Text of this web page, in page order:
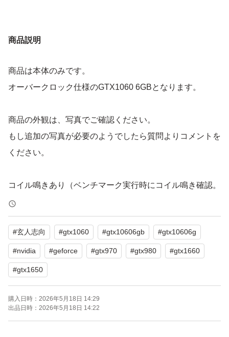
商品説明
商品は本体のみです。
オーバークロック仕様のGTX1060 6GBとなります。
商品の外観は、写真でご確認ください。
もし追加の写真が必要のようでしたら質問よりコメントを
ください。
コイル鳴きあり（ベンチマーク実行時にコイル鳴き確認。
平常時はコイル鳴き聞こえず）
出品にあたり動作確認は下記のとおり
・FF14、FF15ベンチマークを実行して完走するのを確認
・FFベンチマーク1時間完走を確認
#玄人志向 #gtx1060 #gtx10606gb #gtx10606g
#nvidia #geforce #gtx970 #gtx980 #gtx1660
#gtx1650
購入日時： 2026年5月18日 14:29
出品日時： 2026年5月18日 14:22